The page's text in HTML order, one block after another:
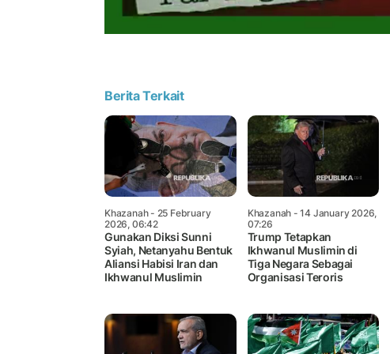
Berita Terkait
Khazanah- 25 February
2026, 06:42
Gunakan Diksi Sunni
Syiah, Netanyahu Bentuk
Aliansi Habisi Iran dan
Ikhwanul Muslimin
Khazanah - 14 January 2026,
07:26
Trump Tetapkan
Ikhwanul Muslimin di
Tiga Negara Sebagai
Organisasi Teroris